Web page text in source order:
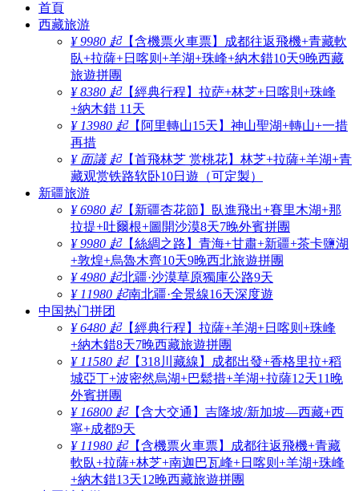
首頁
西藏旅游
¥ 9980 起【含機票火車票】成都往返飛機+青藏軟
臥+拉薩+日喀则+羊湖+珠峰+納木錯10天9晚西藏
旅遊拼團
¥ 8380 起【經典行程】拉萨+林芝+日喀則+珠峰
+納木錯 11天
¥ 13980 起【阿里轉山15天】神山聖湖+轉山+一措
再措
¥ 面議 起【首飛林芝 赏桃花】林芝+拉薩+羊湖+青
藏观赏铁路软卧10日遊（可定製）
新疆旅游
¥ 6980 起【新疆杏花節】臥進飛出+賽里木湖+那
拉提+吐爾根+圖開沙漠8天7晚外賓拼團
¥ 9980 起【絲綢之路】青海+甘肅+新疆+茶卡鹽湖
+敦煌+烏魯木齊10天9晚西北旅遊拼團
¥ 4980 起北疆·沙漠草原獨庫公路9天
¥ 11980 起南北疆·全景線16天深度遊
中国热门拼团
¥ 6480 起【經典行程】拉薩+羊湖+日喀则+珠峰
+納木錯8天7晚西藏旅遊拼團
¥ 11580 起【318川藏線】成都出發+香格里拉+稻
城亞丁+波密然烏湖+巴鬆措+羊湖+拉薩12天11晚
外賓拼團
¥ 16800 起【含大交通】吉隆坡/新加坡—西藏+西
寧+成都9天
¥ 11980 起【含機票火車票】成都往返飛機+青藏
軟臥+拉薩+林芝+南迦巴瓦峰+日喀则+羊湖+珠峰
+納木錯13天12晚西藏旅遊拼團